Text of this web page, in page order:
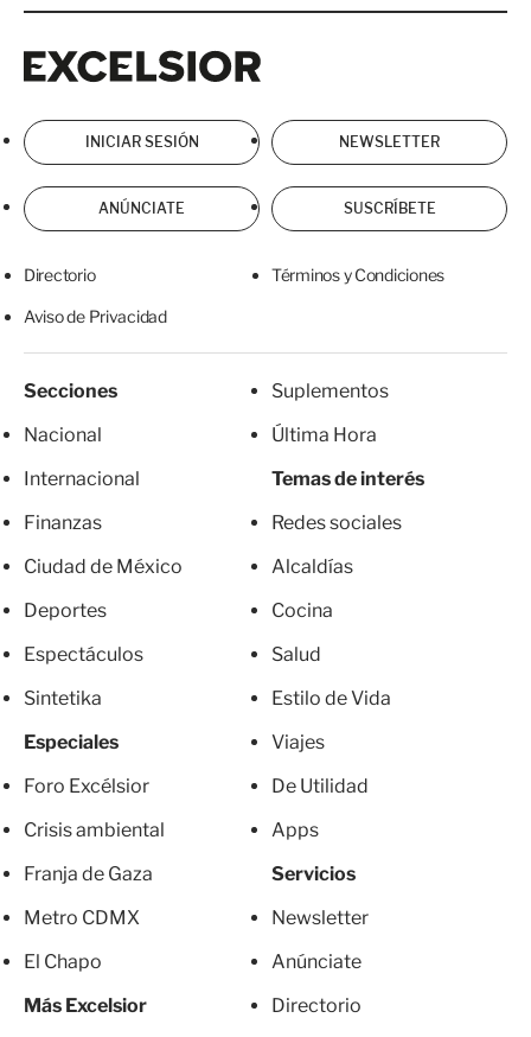
INICIAR SESIÓN NEWSLETTER
ANÚNCIATE SUSCRÍBETE
Directorio Términos y Condiciones
Aviso de Privacidad
Secciones
Nacional
Internacional
Finanzas
Ciudad de México
Deportes
Espectáculos
Sintetika
Especiales
Foro Excélsior
Crisis ambiental
Franja de Gaza
Metro CDMX
El Chapo
Más Excelsior
Suplementos
Última Hora
Temas de interés
Redes sociales
Alcaldías
Cocina
Salud
Estilo de Vida
Viajes
De Utilidad
Apps
Servicios
Newsletter
Anúnciate
Directorio